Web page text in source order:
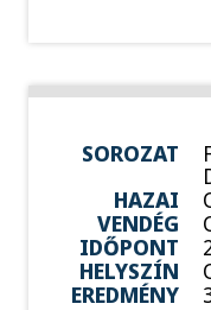
SOROZAT
HAZAI
VENDÉG
IDŐPONT
HELYSZÍN
EREDMÉNY